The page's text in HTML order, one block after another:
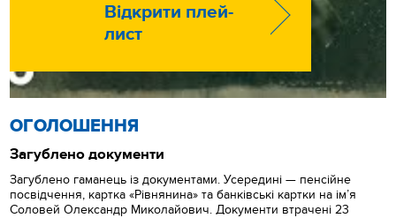
Відкрити плей-
лист
ОГОЛОШЕННЯ
Загублено документи
Загублено гаманець із документами. Усередині — пенсійне
посвідчення, картка «Рівнянина» та банківські картки на ім’я
Соловей Олександр Миколайович. Документи втрачені 23